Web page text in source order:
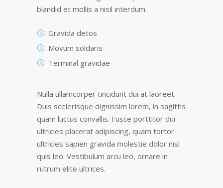
blandid et mollis a nisil interdum.
Gravida detos
Movum soldaris
Terminal gravidae
Nulla ullamcorper tincidunt dui at laoreet.
Duis scelerisque dignissim lorem, in sagittis
quam luctus convallis. Fusce porttitor dui
ultricies placerat adipiscing, quam tortor
ultricies sapien gravida molestie dolor nisl
quis leo. Vestibulum arcu leo, ornare in
rutrum elite ultrices.